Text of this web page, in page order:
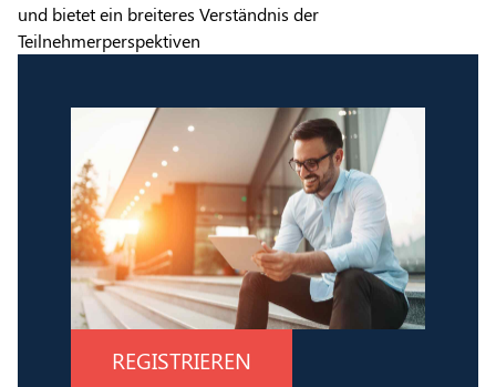
und bietet ein breiteres Verständnis der
Teilnehmerperspektiven
REGISTRIEREN